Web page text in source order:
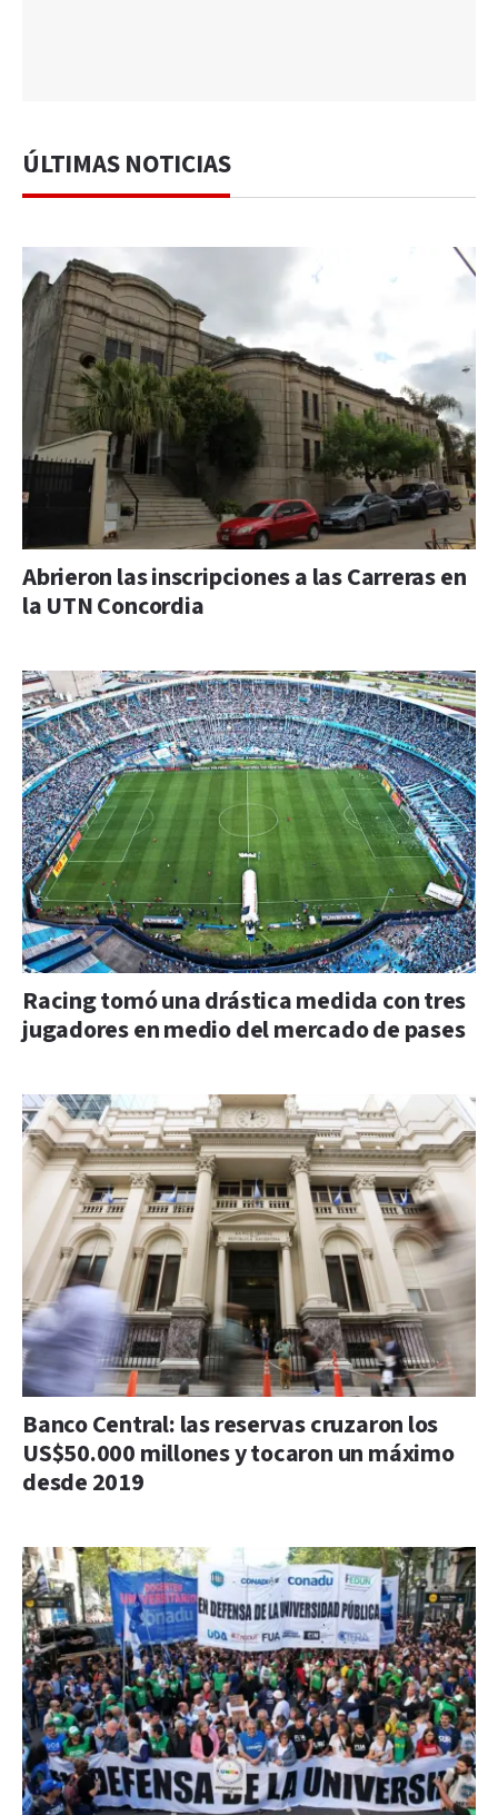
ÚLTIMAS NOTICIAS
Abrieron las inscripciones a las Carreras en
la UTN Concordia
Racing tomó una drástica medida con tres
jugadores en medio del mercado de pases
Banco Central: las reservas cruzaron los
US$50.000 millones y tocaron un máximo
desde 2019